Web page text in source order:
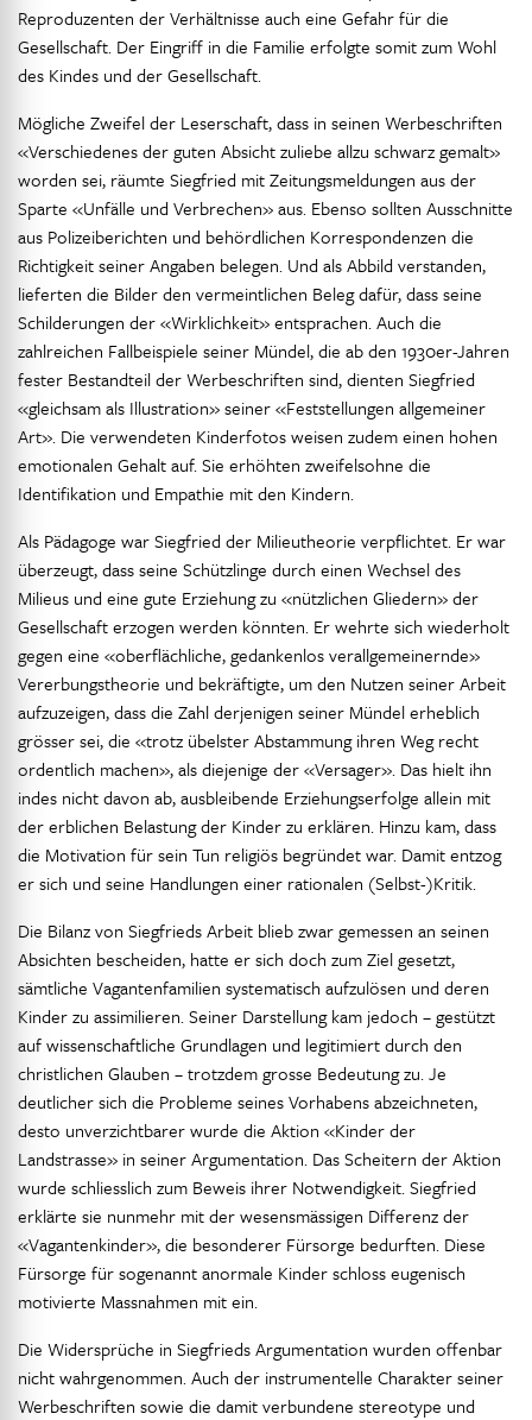
Reproduzenten der Verhältnisse auch eine Gefahr für die
Gesellschaft. Der Eingriff in die Familie erfolgte somit zum Wohl
des Kindes und der Gesellschaft.
Mögliche Zweifel der Leserschaft, dass in seinen Werbeschriften
«Verschiedenes der guten Absicht zuliebe allzu schwarz gemalt»
worden sei, räumte Siegfried mit Zeitungsmeldungen aus der
Sparte «Unfälle und Verbrechen» aus. Ebenso sollten Ausschnitte
aus Polizeiberichten und behördlichen Korrespondenzen die
Richtigkeit seiner Angaben belegen. Und als Abbild verstanden,
lieferten die Bilder den vermeintlichen Beleg dafür, dass seine
Schilderungen der «Wirklichkeit» entsprachen. Auch die
zahlreichen Fallbeispiele seiner Mündel, die ab den 1930er-Jahren
fester Bestandteil der Werbeschriften sind, dienten Siegfried
«gleichsam als Illustration» seiner «Feststellungen allgemeiner
Art». Die verwendeten Kinderfotos weisen zudem einen hohen
emotionalen Gehalt auf. Sie erhöhten zweifelsohne die
Identifikation und Empathie mit den Kindern.
Als Pädagoge war Siegfried der Milieutheorie verpflichtet. Er war
überzeugt, dass seine Schützlinge durch einen Wechsel des
Milieus und eine gute Erziehung zu «nützlichen Gliedern» der
Gesellschaft erzogen werden könnten. Er wehrte sich wiederholt
gegen eine «oberflächliche, gedankenlos verallgemeinernde»
Vererbungstheorie und bekräftigte, um den Nutzen seiner Arbeit
aufzuzeigen, dass die Zahl derjenigen seiner Mündel erheblich
grösser sei, die «trotz übelster Abstammung ihren Weg recht
ordentlich machen», als diejenige der «Versager». Das hielt ihn
indes nicht davon ab, ausbleibende Erziehungserfolge allein mit
der erblichen Belastung der Kinder zu erklären. Hinzu kam, dass
die Motivation für sein Tun religiös begründet war. Damit entzog
er sich und seine Handlungen einer rationalen (Selbst-)Kritik.
Die Bilanz von Siegfrieds Arbeit blieb zwar gemessen an seinen
Absichten bescheiden, hatte er sich doch zum Ziel gesetzt,
sämtliche Vagantenfamilien systematisch aufzulösen und deren
Kinder zu assimilieren. Seiner Darstellung kam jedoch – gestützt
auf wissenschaftliche Grundlagen und legitimiert durch den
christlichen Glauben – trotzdem grosse Bedeutung zu. Je
deutlicher sich die Probleme seines Vorhabens abzeichneten,
desto unverzichtbarer wurde die Aktion «Kinder der
Landstrasse» in seiner Argumentation. Das Scheitern der Aktion
wurde schliesslich zum Beweis ihrer Notwendigkeit. Siegfried
erklärte sie nunmehr mit der wesensmässigen Differenz der
«Vagantenkinder», die besonderer Fürsorge bedurften. Diese
Fürsorge für sogenannt anormale Kinder schloss eugenisch
motivierte Massnahmen mit ein.
Die Widersprüche in Siegfrieds Argumentation wurden offenbar
nicht wahrgenommen. Auch der instrumentelle Charakter seiner
Werbeschriften sowie die damit verbundene stereotype und